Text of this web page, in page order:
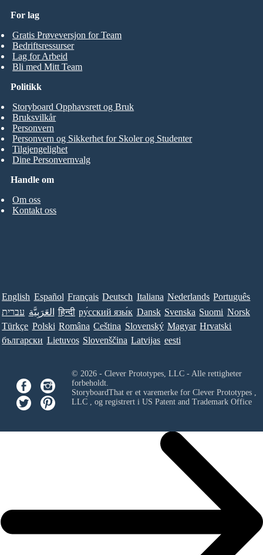
For lag
Gratis Prøveversjon for Team
Bedriftsressurser
Lag for Arbeid
Bli med Mitt Team
Handle om
Om oss
Kontakt oss
Politikk
Storyboard Opphavsrett og Bruk
Bruksvilkår
Personvern
Personvern og Sikkerhet for Skoler og Studenter
Tilgjengelighet
Dine Personvernvalg
English Español Français Deutsch Italiana Nederlands Português
עברית العَرَبِيَّة हिन्दी ру́сский язы́к Dansk Svenska Suomi Norsk
Türkçe Polski Româna Ceština Slovenský Magyar Hrvatski
български Lietuvos Slovenščina Latvijas eesti
© 2026 - Clever Prototypes, LLC - Alle rettigheter
forbeholdt.
StoryboardThat er et varemerke for Clever Prototypes ,
LLC, og registrert i US Patent and Trademark Office